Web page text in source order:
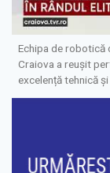
Echipa de robotică
Craiova a reușit
excelență tehnică